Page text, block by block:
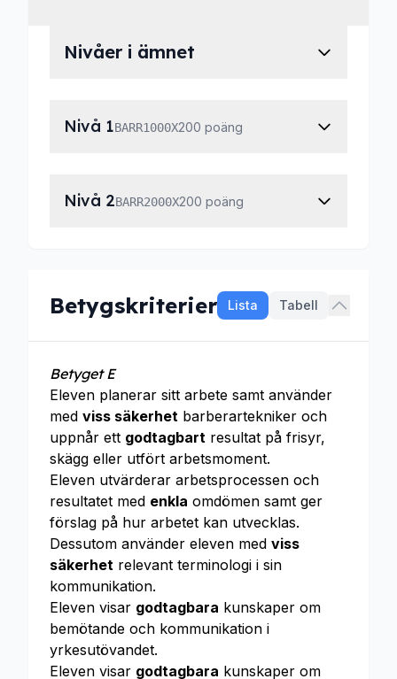
Nivåer i ämnet
Nivå 1BARR1000X200 poäng
Nivå 2BARR2000X200 poäng
Betygskriterier Lista Tabell
Betyget E
Eleven planerar sitt arbete samt använder
med viss säkerhet barberartekniker och
uppnår ett godtagbart resultat på frisyr,
skägg eller utfört arbetsmoment.
Eleven utvärderar arbetsprocessen och
resultatet med enkla omdömen samt ger
förslag på hur arbetet kan utvecklas.
Dessutom använder eleven med viss
säkerhet relevant terminologi i sin
kommunikation.
Eleven visar godtagbara kunskaper om
bemötande och kommunikation i
yrkesutövandet.
Eleven visar godtagbara kunskaper om